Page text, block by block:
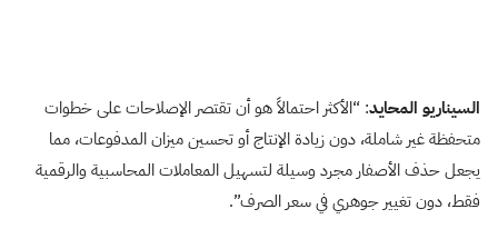
السيناريو المحايد: “الأكثر احتمالاً هو أن تقتصر الإصلاحات على خطوات
متحفظة غير شاملة، دون زيادة الإنتاج أو تحسين ميزان المدفوعات، مما
يجعل حذف الأصفار مجرد وسيلة لتسهيل المعاملات المحاسبية والرقمية
فقط، دون تغيير جوهري في سعر الصرف”.